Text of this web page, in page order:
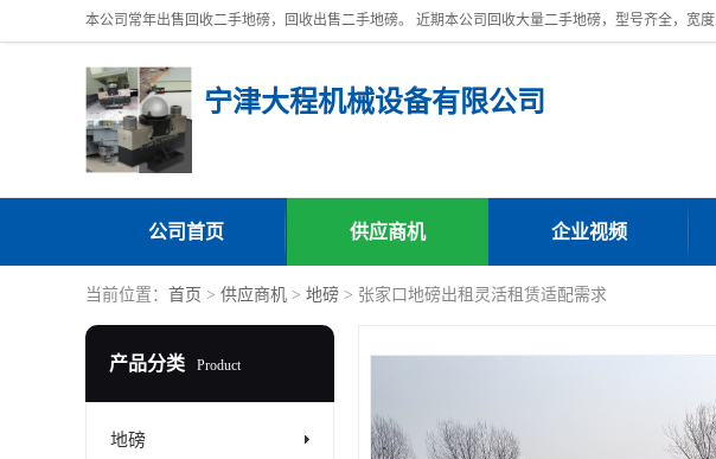
宁津大程机械设备有限公司
公司首页 供应商机 企业视频
当前位置： 首页 > 供应商机 > 地磅 > 张家口地磅出租灵活租赁适配需求
产品分类 Product
地磅